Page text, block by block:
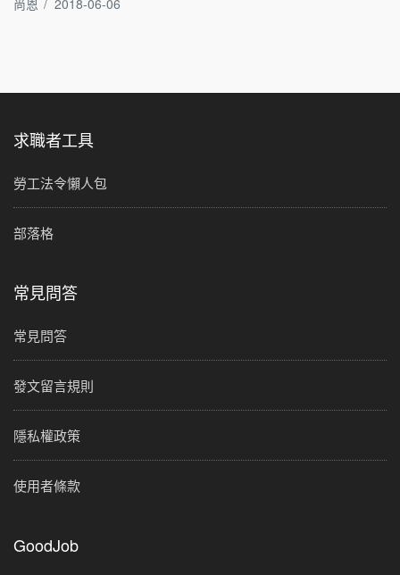
尚恩 / 2018-06-06
求職者工具
勞工法令懶人包
部落格
常見問答
常見問答
發文留言規則
隱私權政策
使用者條款
GoodJob